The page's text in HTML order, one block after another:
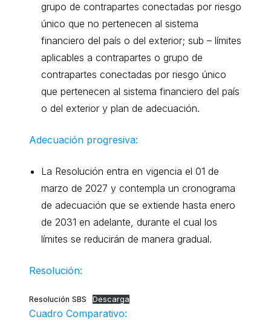
grupo de contrapartes conectadas por riesgo
único que no pertenecen al sistema
financiero del país o del exterior; sub – límites
aplicables a contrapartes o grupo de
contrapartes conectadas por riesgo único
que pertenecen al sistema financiero del país
o del exterior y plan de adecuación.
Adecuación progresiva:
La Resolución entra en vigencia el 01 de
marzo de 2027 y contempla un cronograma
de adecuación que se extiende hasta enero
de 2031 en adelante, durante el cual los
límites se reducirán de manera gradual.
Resolución:
Resolución SBS Descarga
Cuadro Comparativo: